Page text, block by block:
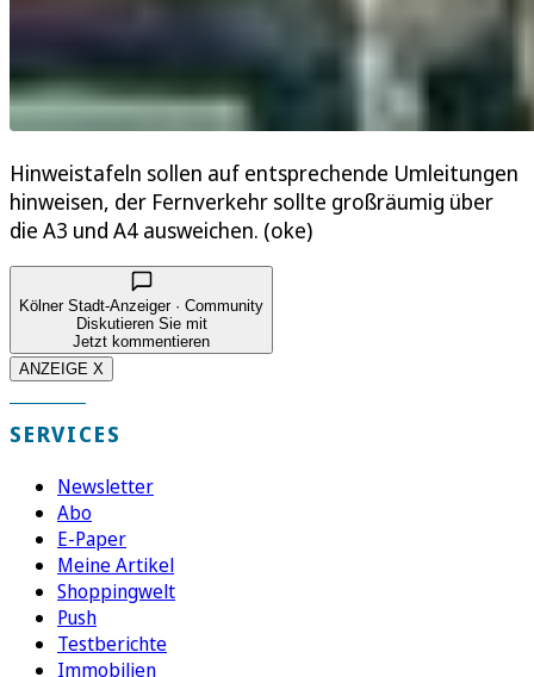
Hinweistafeln sollen auf entsprechende Umleitungen
hinweisen, der Fernverkehr sollte großräumig über
die A3 und A4 ausweichen. (oke)
Kölner Stadt-Anzeiger · Community
Diskutieren Sie mit
Jetzt kommentieren
ANZEIGE X
SERVICES
Newsletter
Abo
E-Paper
Meine Artikel
Shoppingwelt
Push
Testberichte
Immobilien